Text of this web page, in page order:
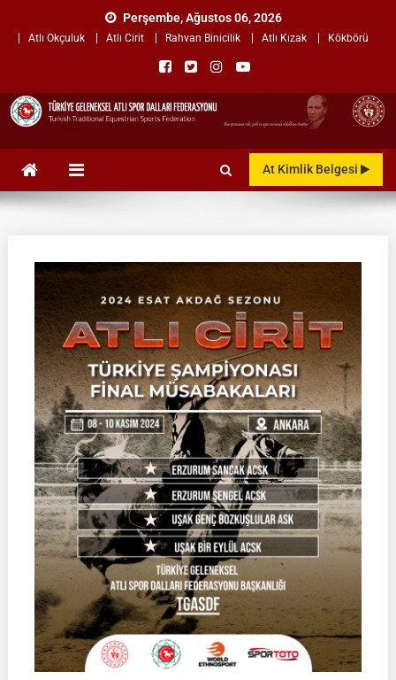
Perşembe, Ağustos 06, 2026
Atlı Okçuluk Atlı Cirit Rahvan Binicilik Atlı Kızak Kökbörü
TÜRKİYE GELENEKSEL ATLI
SPOR DALLARIAt Kimlik Belgesi